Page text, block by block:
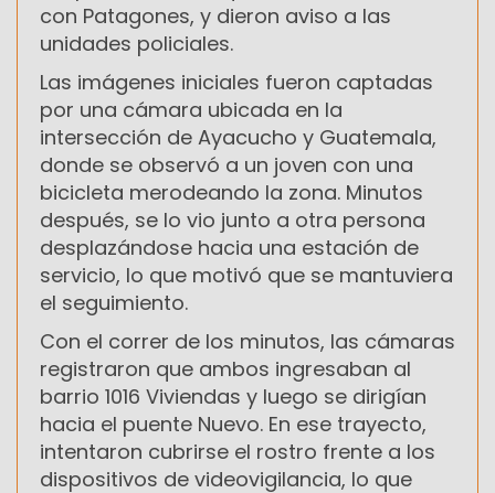
con Patagones, y dieron aviso a las
unidades policiales.
Las imágenes iniciales fueron captadas
por una cámara ubicada en la
intersección de Ayacucho y Guatemala,
donde se observó a un joven con una
bicicleta merodeando la zona. Minutos
después, se lo vio junto a otra persona
desplazándose hacia una estación de
servicio, lo que motivó que se mantuviera
el seguimiento.
Con el correr de los minutos, las cámaras
registraron que ambos ingresaban al
barrio 1016 Viviendas y luego se dirigían
hacia el puente Nuevo. En ese trayecto,
intentaron cubrirse el rostro frente a los
dispositivos de videovigilancia, lo que